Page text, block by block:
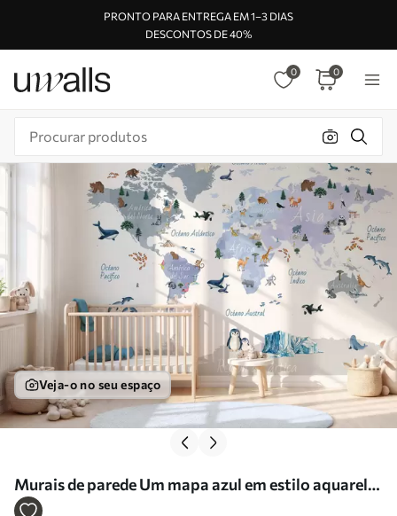
PRONTO PARA ENTREGA EM 1–3 DIAS
DESCONTOS DE 40%
0 0
Veja-o no seu espaço
Murais de parede Um mapa azul em estilo aquarela
com animais, plantas e arquitetura. Legendas em